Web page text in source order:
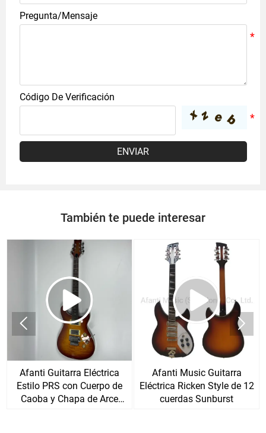
Pregunta/Mensaje
Código De Verificación
ENVIAR
También te puede interesar
Afanti Guitarra Eléctrica
Estilo PRS con Cuerpo de
Caoba y Chapa de Arce
Afanti Music Guitarra
Eléctrica Ricken Style de 12
cuerdas Sunburst
 